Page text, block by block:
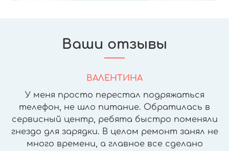
Ваши отзывы
ВАЛЕНТИНА
У меня просто перестал подряжаться
телефон, не шло питание. Обратилась в
сервисный центр, ребята быстро поменяли
гнездо для зарядки. В целом ремонт занял не
много времени, а главное все сделано